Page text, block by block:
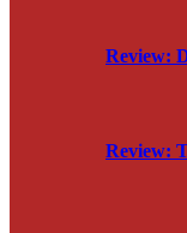
Review:
Review: